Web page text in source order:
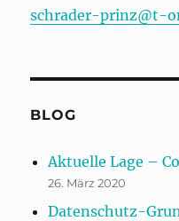
schrader-prinz@t-
BLOG
Aktuelle Lage –
26. März 2020
Datenschutz-